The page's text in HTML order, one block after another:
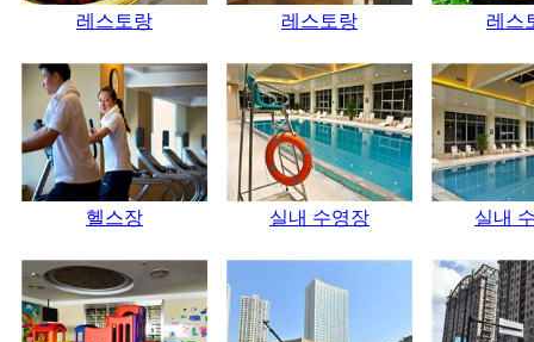
레스토랑 레스토랑 레스
헬스장 실내 수영장 실내